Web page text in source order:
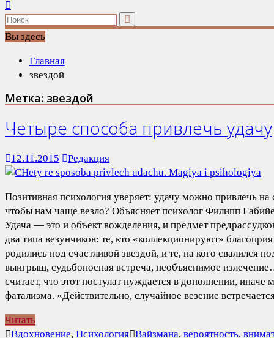
Вы здесь
Главная
звездой
Метка: звездой
Четыре способа привлечь удачу
12.11.2015 Редакция
Позитивная психология уверяет: удачу можно привлечь на
чтобы нам чаще везло? Объясняет психолог Филипп
Удача — это и объект вожделения, и предмет
два типа везунчиков: те, кто «коллекционируют»
родились под счастливой звездой, и те, на кого свалился
выигрыш, судьбоносная встреча, необъяснимое
считает, что этот постулат нуждается в дополнении,
фатализма. «Действительно, случайное везение
Читать
Вдохновение, Психология Вайзмана, вероятность,